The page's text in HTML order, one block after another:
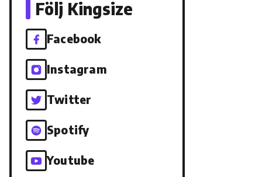
Följ Kingsize
Facebook
Instagram
Twitter
Spotify
Youtube